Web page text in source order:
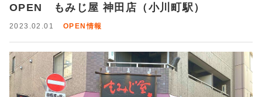
OPEN　もみじ屋 神田店（小川町駅）
2023.02.01 OPEN情報